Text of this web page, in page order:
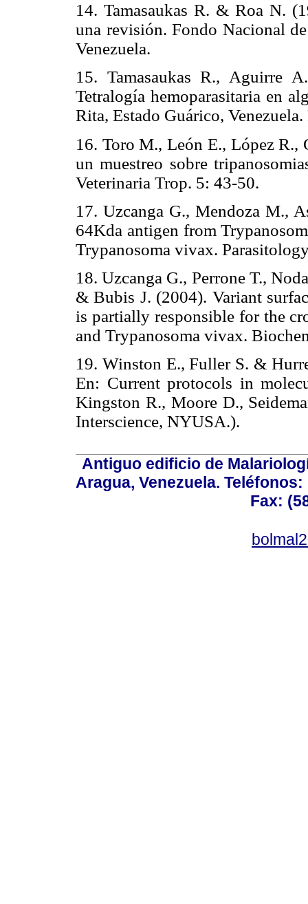
14. Tamasaukas R. & Roa N.
una revisión. Fondo Nacional
Venezuela.
15. Tamasaukas R., Aguirre
Tetralogía hemoparasitaria en
Rita, Estado Guárico,
16. Toro M., León E., López R.,
un muestreo sobre
Veterinaria Trop. 5: 43-50.
17. Uzcanga G., Mendoza M.,
64Kda antigen from
Trypanosoma vivax.
18. Uzcanga G., Perrone T.,
& Bubis J. (2004). Variant
is partially responsible for the
and Trypanosoma vivax.
19. Winston E., Fuller S. &
En: Current protocols in
Kingston R., Moore D.,
Interscience, NYUSA.).
Antiguo edificio de
Aragua, Venezuela. Teléfonos:
Fax: